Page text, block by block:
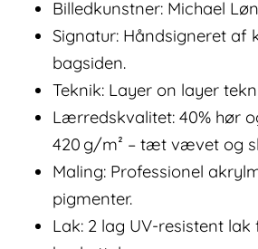
Billedkunstner: Michael
Signatur: Håndsigneret af
bagsiden.
Teknik: Layer on layer
Lærredskvalitet: 40% hør
420 g/m² – tæt vævet og
Maling: Professionel
pigmenter.
Lak: 2 lag UV-resistent